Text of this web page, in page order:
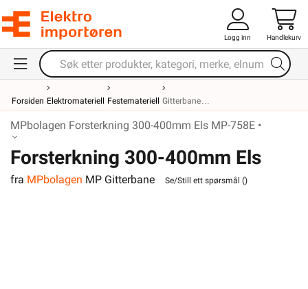
Logg inn Handlekurv
Forsiden Elektromateriell Festemateriell Gitterbane
MPbolagen Forsterkning 300-400mm Els MP-758E •
Forsterkning 300-400mm Els
MP-758E
fra MPbolagen MP Gitterbane Se/Still ett spørsmål ()